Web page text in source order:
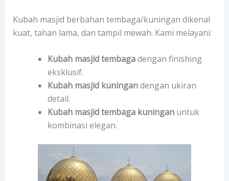
Kubah masjid berbahan tembaga/kuningan dikenal
kuat, tahan lama, dan tampil mewah. Kami melayani:
Kubah masjid tembagadengan finishing
eksklusif.
Kubah masjid kuningandengan ukiran
detail.
Kubah masjid tembaga kuninganuntuk
kombinasi elegan.